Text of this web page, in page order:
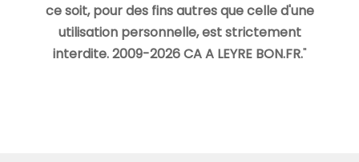
ce soit, pour des fins autres que celle d'une
utilisation personnelle, est strictement
interdite. 2009-2026 CA A LEYRE BON.FR."